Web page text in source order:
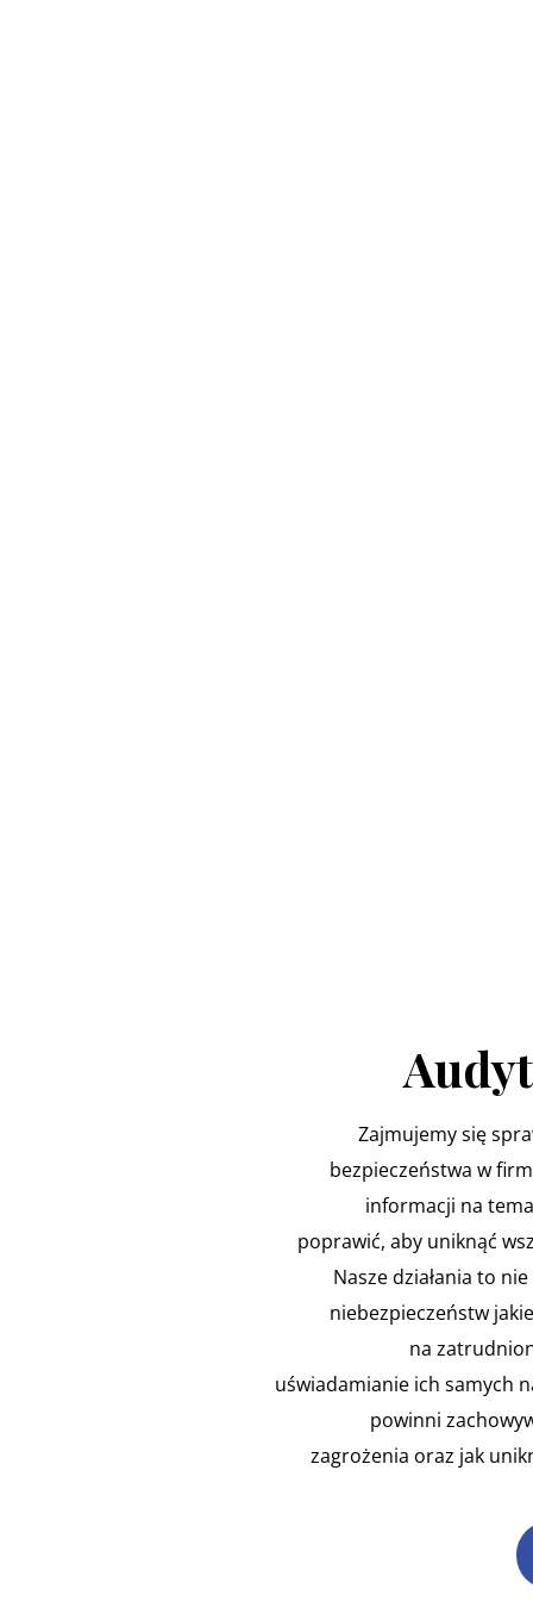
Zajmujemy się
bezpieczeństwa w
informacji na
poprawić, aby uniknąć
Nasze działania to
niebezpieczeństw
na
uświadamianie ich samych
powinni
zagrożenia oraz jak